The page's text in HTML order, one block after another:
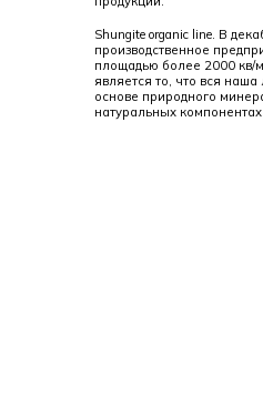
Shungite organic line. В
производственное
площадью более 2000 кв/
является то, что вся
основе природного
натуральных компонентах.